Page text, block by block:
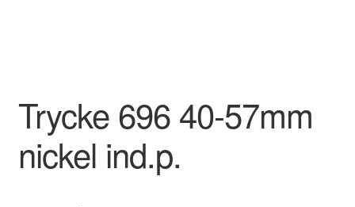
Trycke 696 40-57mm
nickel ind.p.